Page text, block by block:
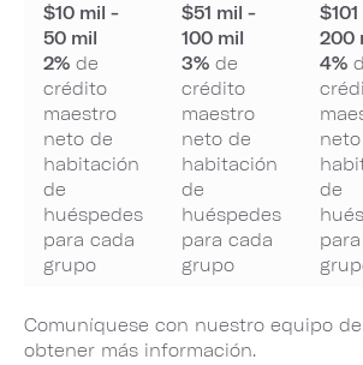
$10 mil -
50 mil
2% de
crédito
maestro
neto de
habitación
de
huéspedes
para cada
grupo
$51 mil -
100 mil
3% de
crédito
maestro
neto de
habitación
de
huéspedes
para cada
grupo
200
4%
de
Comuníquese con nuestro equipo
obtener más información.